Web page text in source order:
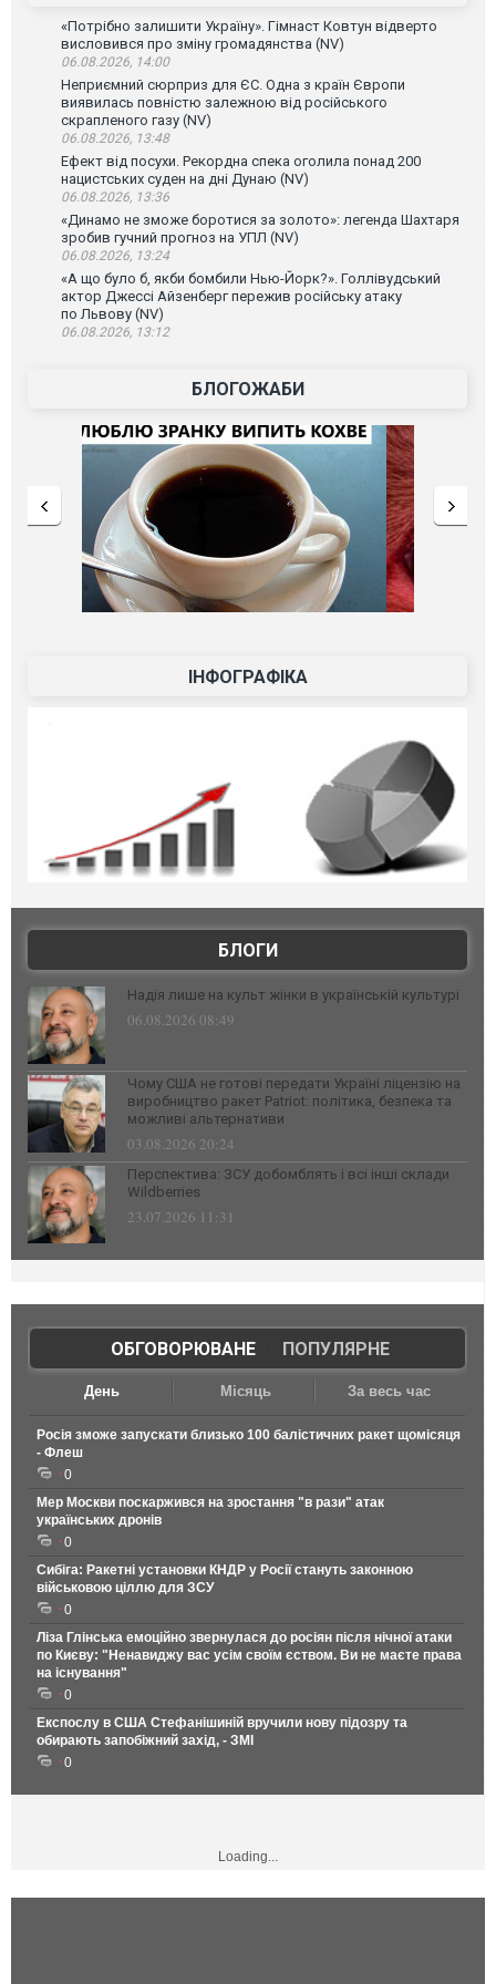
«Потрібно залишити Україну». Гімнаст Ковтун відверто
висловився про зміну громадянства (NV)
06.08.2026, 14:00
Неприємний сюрприз для ЄС. Одна з країн Європи
виявилась повністю залежною від російського
скрапленого газу (NV)
06.08.2026, 13:48
Ефект від посухи. Рекордна спека оголила понад 200
нацистських суден на дні Дунаю (NV)
06.08.2026, 13:36
«Динамо не зможе боротися за золото»: легенда Шахтаря
зробив гучний прогноз на УПЛ (NV)
06.08.2026, 13:24
«А що було б, якби бомбили Нью-Йорк?». Голлівудський
актор Джессі Айзенберг пережив російську атаку
по Львову (NV)
06.08.2026, 13:12
БЛОГОЖАБИ
ІНФОГРАФІКА
БЛОГИ
Надія лише на культ жінки в українській культурі
06.08.2026 08:49
Чому США не готові передати Україні ліцензію на
виробництво ракет Patriot: політика, безпека та
можливі альтернативи
03.08.2026 20:24
Перспектива: ЗСУ добомблять і всі інші склади
Wildberries
23.07.2026 11:31
ОБГОВОРЮВАНЕ| ПОПУЛЯРНЕ
День Місяць За весь час
Росія зможе запускати близько 100 балістичних ракет щомісяця
- Флеш
0
Мер Москви поскаржився на зростання "в рази" атак
українських дронів
0
Сибіга: Ракетні установки КНДР у Росії стануть законною
військовою ціллю для ЗСУ
0
Ліза Глінська емоційно звернулася до росіян після нічної атаки
по Києву: "Ненавиджу вас усім своїм єством. Ви не маєте права
на існування"
0
Експослу в США Стефанішиній вручили нову підозру та
обирають запобіжний захід, - ЗМІ
0
Loading...